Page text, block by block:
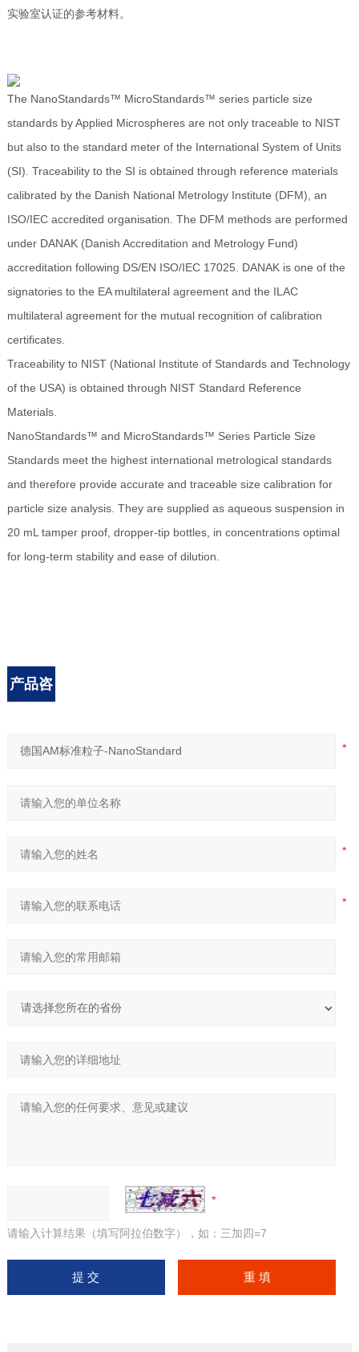
实验室认证的参考材料。
The NanoStandards™ MicroStandards™ series particle size
standards by Applied Microspheres are not only traceable to NIST
but also to the standard meter of the International System of Units
(SI). Traceability to the SI is obtained through reference materials
calibrated by the Danish National Metrology Institute (DFM), an
ISO/IEC accredited organisation. The DFM methods are performed
under DANAK (Danish Accreditation and Metrology Fund)
accreditation following DS/EN ISO/IEC 17025. DANAK is one of the
signatories to the EA multilateral agreement and the ILAC
multilateral agreement for the mutual recognition of calibration
certificates.
Traceability to NIST (National Institute of Standards and Technology
of the USA) is obtained through NIST Standard Reference
Materials.
NanoStandards™ and MicroStandards™ Series Particle Size
Standards meet the highest international metrological standards
and therefore provide accurate and traceable size calibration for
particle size analysis. They are supplied as aqueous suspension in
20 mL tamper proof, dropper-tip bottles, in concentrations optimal
for long-term stability and ease of dilution.
产品咨
请输入计算结果（填写阿拉伯数字），如：三加四=7